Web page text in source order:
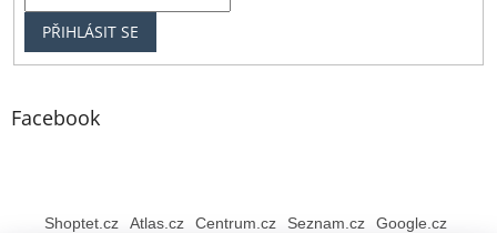
PŘIHLÁSIT SE
Facebook
Shoptet.cz Atlas.cz Centrum.cz Seznam.cz
Google.cz